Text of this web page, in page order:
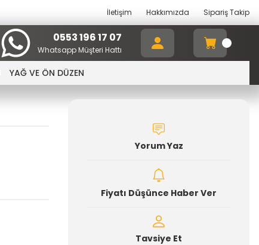
İletişim Hakkımızda Sipariş Takip
0553 196 17 07
Whatsapp Müşteri Hattı
YAĞ VE ÖN DÜZEN
Yorum Yaz
Fiyatı Düşünce Haber Ver
Tavsiye Et